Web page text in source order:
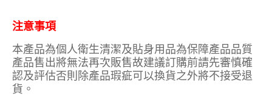
注意事項
本產品為個人衛生清潔及貼身用品為保障產品品質
產品售出將無法再次販售故建議訂購前請先審慎確
認及評估否則除產品瑕疵可以換貨之外將不接受退
貨。